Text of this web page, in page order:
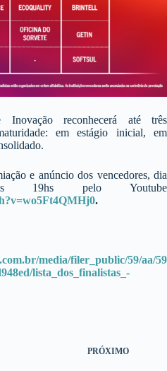
Inovação reconhecerá até três
em estágio inicial, em
e anúncio dos vencedores, dia
pelo Youtube
.
media/filer_public/59/aa/59
lista_dos_finalistas_-
PRÓXIMO